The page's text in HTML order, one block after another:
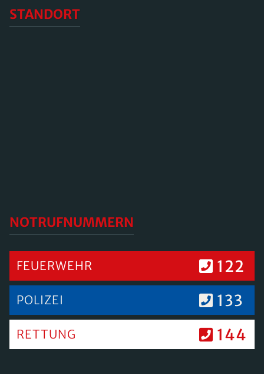
STANDORT
NOTRUFNUMMERN
FEUERWEHR 122
POLIZEI 133
RETTUNG 144